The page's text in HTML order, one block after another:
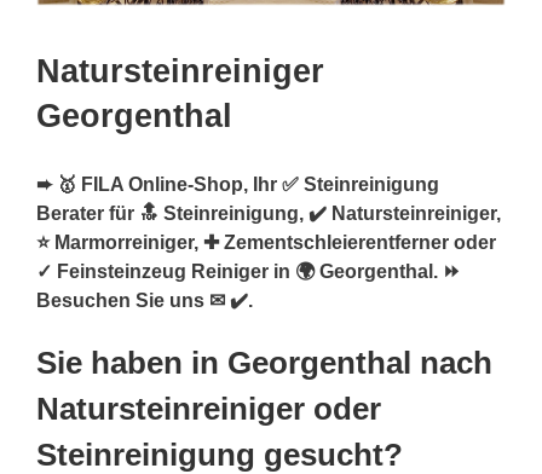
Natursteinreiniger
Georgenthal
➨ 🥇 FILA Online-Shop, Ihr ✅ Steinreinigung
Berater für 🔝 Steinreinigung, ✔️ Natursteinreiniger,
⭐ Marmorreiniger, ✚ Zementschleierentferner oder
✓ Feinsteinzeug Reiniger in 🌍 Georgenthal. ⏩
Besuchen Sie uns ✉ ✔️.
Sie haben in Georgenthal nach
Natursteinreiniger oder
Steinreinigung gesucht?